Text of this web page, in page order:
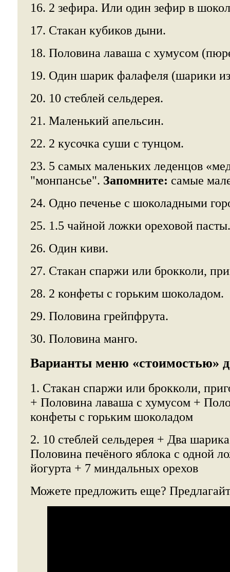
16. 2 зефира. Или один зефир в
17. Стакан кубиков дыни.
18. Половина лаваша с хумусом
19. Один шарик фалафеля (шарики из
20. 10 стеблей сельдерея.
21. Маленький апельсин.
22. 2 кусочка суши с тунцом.
23. 5 самых маленьких леденцов
"монпансье". Запомните: самые
24. Одно печенье с шоколадными
25. 1.5 чайной ложки ореховой пасты.
26. Один киви.
27. Стакан спаржи или брокколи,
28. 2 конфеты с горьким шоколадом.
29. Половина грейпфрута.
30. Половина манго.
Варианты меню «стоимостью»
1. Стакан спаржи или брокколи,
+ Половина лаваша с хумусом +
конфеты с горьким шоколадом
2. 10 стеблей сельдерея + Два
Половина печёного яблока с одной
йогурта + 7 миндальных орехов
Можете предложить еще?